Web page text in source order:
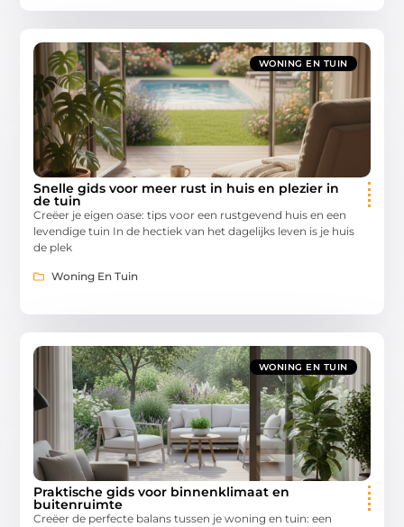
WONING EN TUIN
Snelle gids voor meer rust in huis en plezier in
de tuin
Creëer je eigen oase: tips voor een rustgevend huis en een
levendige tuin In de hectiek van het dagelijks leven is je huis
de plek
Woning En Tuin
WONING EN TUIN
Praktische gids voor binnenklimaat en
buitenruimte
Creëer de perfecte balans tussen je woning en tuin: een